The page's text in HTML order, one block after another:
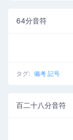
64分音符
タグ: 備考 記号
百二十八分音符